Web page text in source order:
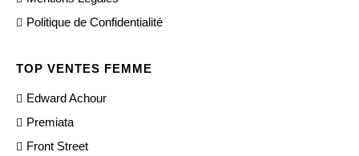
Politique de Confidentialité
TOP VENTES FEMME
Edward Achour
Premiata
Front Street